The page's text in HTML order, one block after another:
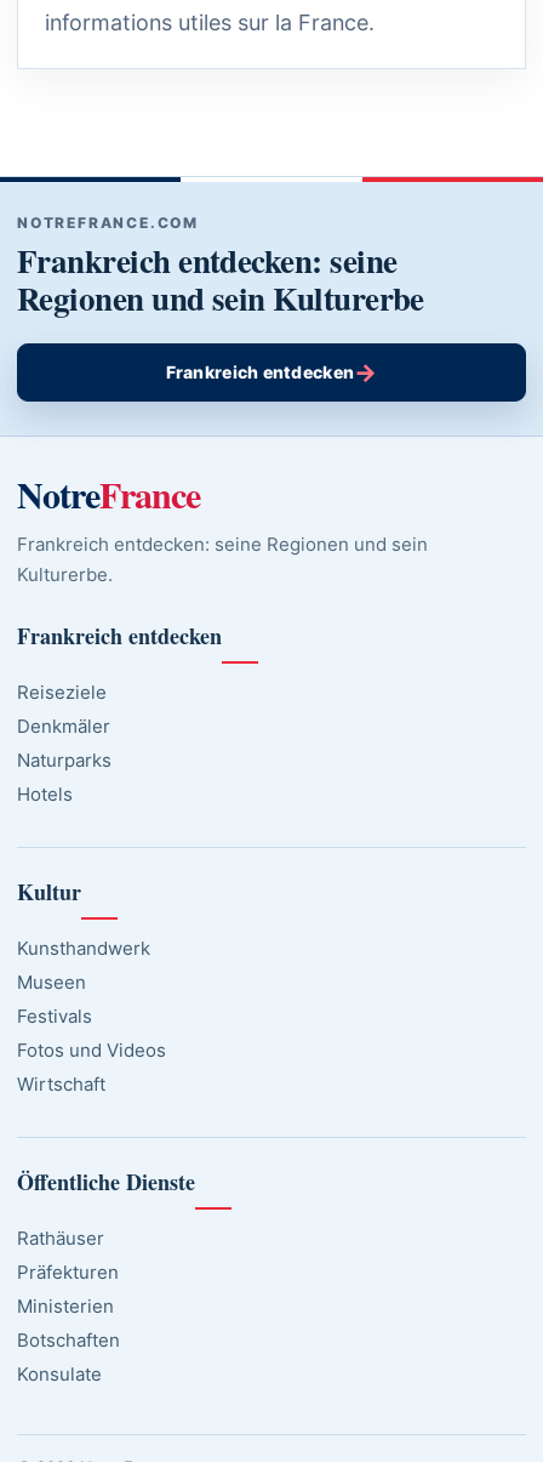
informations utiles sur la France.
NOTREFRANCE.COM
Frankreich entdecken: seine
Regionen und sein Kulturerbe
Frankreich entdecken→
NotreFrance
Frankreich entdecken: seine Regionen und sein
Kulturerbe.
Frankreich entdecken
Reiseziele
Denkmäler
Naturparks
Hotels
Kultur
Kunsthandwerk
Museen
Festivals
Fotos und Videos
Wirtschaft
Öffentliche Dienste
Rathäuser
Präfekturen
Ministerien
Botschaften
Konsulate